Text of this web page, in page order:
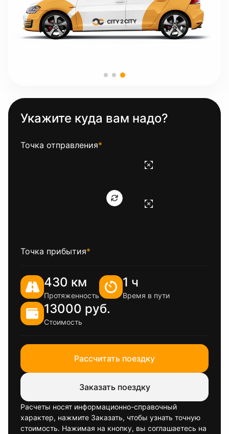
Укажите куда вам надо?
Точка отправления*
Точка прибытия*
430 км
Протяженность
1 ч
Время в пути
13000 руб.
Стоимость
Рассчитать поездку
Заказать поездку
Расчеты носят информационно-справочный
характер, нажмите Заказать, чтобы узнать точную
стоимость. Нажимая на кнопку, вы соглашаетесь на